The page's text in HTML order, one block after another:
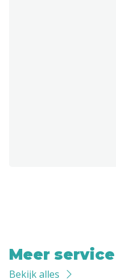
Meer
Bekijk alles